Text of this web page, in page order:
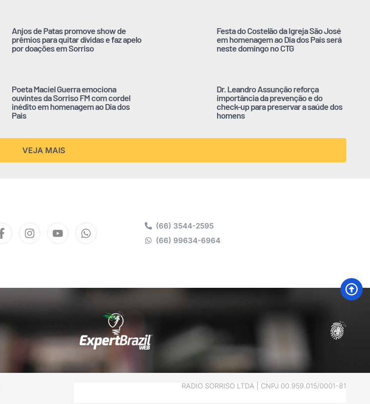
Anjos de Patas promove show de
prêmios para quitar dívidas e faz apelo
por doações em Sorriso
Festa do Costelão da Igreja São José
em homenagem ao Dia dos Pais será
neste domingo no CTG
Poeta Maciel Guerra emociona
ouvintes da Sorriso FM com cordel
inédito em homenagem ao Dia dos
Pais
Dr. Leandro Assunção reforça
importância da prevenção e do
check-up para preservar a saúde dos
homens
VEJA MAIS
(66) 3544-2595
(66) 99634-6964
RADIO SORRISO LTDA | CNPJ 00.959.015/0001-81